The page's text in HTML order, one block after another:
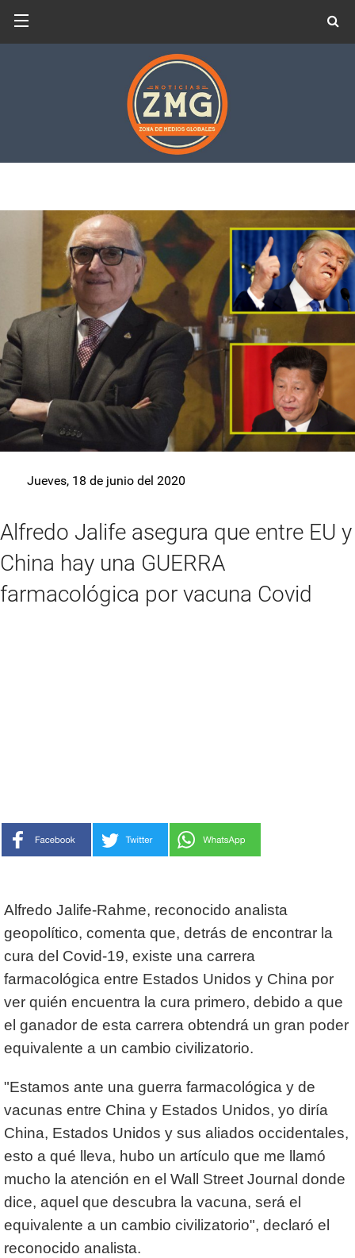
Jueves, 18 de junio del 2020
Alfredo Jalife asegura que entre EU y
China hay una GUERRA
farmacológica por vacuna Covid
Alfredo Jalife-Rahme, reconocido analista
geopolítico, comenta que, detrás de encontrar la
cura del Covid-19, existe una carrera
farmacológica entre Estados Unidos y China por
ver quién encuentra la cura primero, debido a que
el ganador de esta carrera obtendrá un gran poder
equivalente a un cambio civilizatorio.
"Estamos ante una guerra farmacológica y de
vacunas entre China y Estados Unidos, yo diría
China, Estados Unidos y sus aliados occidentales,
esto a qué lleva, hubo un artículo que me llamó
mucho la atención en el Wall Street Journal donde
dice, aquel que descubra la vacuna, será el
equivalente a un cambio civilizatorio", declaró el
reconocido analista.